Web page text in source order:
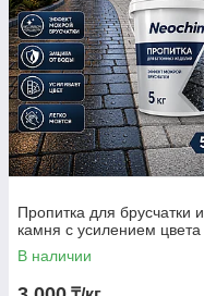
Пропитка для брусчатки и
камня с усилением цвета
В наличии